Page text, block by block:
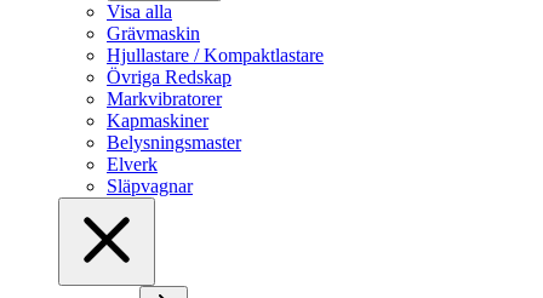
Visa alla
Grävmaskin
Hjullastare / Kompaktlastare
Övriga Redskap
Markvibratorer
Kapmaskiner
Belysningsmaster
Elverk
Släpvagnar